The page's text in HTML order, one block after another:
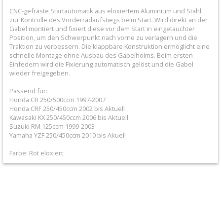
All
Balls
Kits
FCP
Gabelzubehör
Starthilfen
CNC-gefräste Startautomatik aus eloxiertem Aluminium und Stahl
zur Kontrolle des Vorderradaufstiegs beim Start. Wird direkt an der
Gabel montiert und fixiert diese vor dem Start in eingetauchter
Position, um den Schwerpunkt nach vorne zu verlagern und die
Traktion zu verbessern. Die klappbare Konstruktion ermöglicht eine
schnelle Montage ohne Ausbau des Gabelholms. Beim ersten
Einfedern wird die Fixierung automatisch gelöst und die Gabel
wieder freigegeben.
Passend für:
Honda CR 250/500ccm 1997-2007
Honda CRF 250/450ccm 2002 bis Aktuell
Kawasaki KX 250/450ccm 2006 bis Aktuell
Suzuki RM 125ccm 1999-2003
Yamaha YZF 250/450ccm 2010 bis Akuell
Farbe: Rot eloxiert